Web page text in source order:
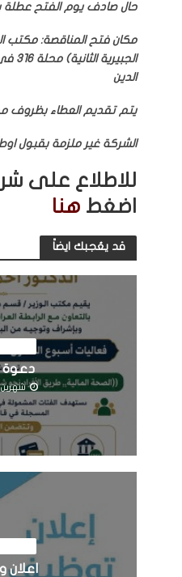
حال صادف يوم الفتح عطلة
مكان فتح المناقصة:
الدين
يتم تقديم العطاء بظروف
الشركة غير ملزمة بقبول
للاطلاع على
اضغط هنا
قد يعُجبك ايضاً
دعوة